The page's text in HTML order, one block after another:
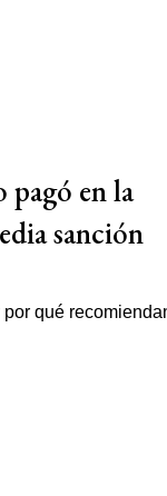
en la
sanción